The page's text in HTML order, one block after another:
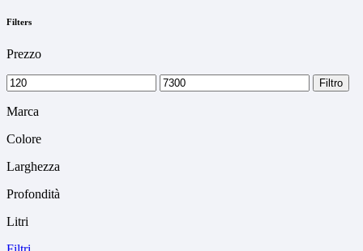
Filters
Prezzo
Min
price
Max
price
Filtro
Marca
Colore
Larghezza
Profondità
Litri